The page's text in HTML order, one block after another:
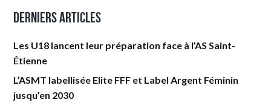
Derniers articles
Les U18 lancent leur préparation face à l’AS Saint-
Étienne
L’ASMT labellisée Elite FFF et Label Argent Féminin
jusqu’en 2030